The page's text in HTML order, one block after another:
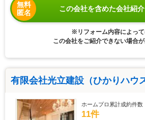
無料
匿名
この会社を含めた会社紹
※リフォーム内容によって
この会社をご紹介できない場合が
有限会社光立建設（ひかりハウ
ホームプロ累計成約件数
11件